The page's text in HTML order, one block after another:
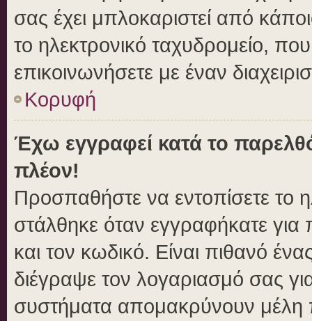
σας έχει μπλοκαριστεί από
το ηλεκτρονικό ταχυδρομείο,
επικοινωνήσετε με έναν
Κορυφή
Έχω εγγραφεί κατά το
πλέον!
Προσπαθήστε να εντοπίσετε το
στάλθηκε όταν εγγραφήκατε
και τον κωδικό. Είναι πιθανό
διέγραψε τον λογαριασμό σας
συστήματα απομακρύνουν μέλη